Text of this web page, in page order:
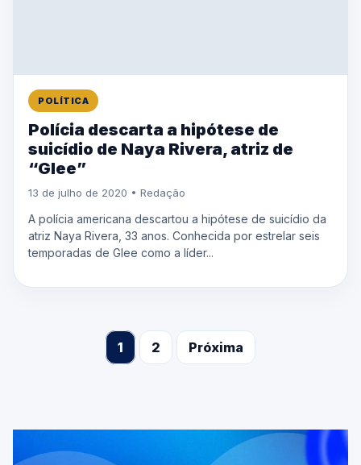
POLÍTICA
Polícia descarta a hipótese de
suicídio de Naya Rivera, atriz de
“Glee”
13 de julho de 2020 • Redação
A polícia americana descartou a hipótese de suicídio da
atriz Naya Rivera, 33 anos. Conhecida por estrelar seis
temporadas de Glee como a líder...
1 2 Próxima